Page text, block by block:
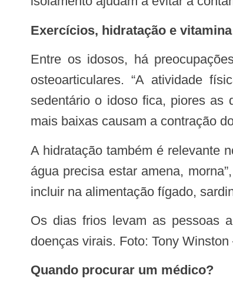
Exercícios, hidratação e
Entre os idosos, há preocupações a mais. A geriatra Larissa de Freitas ressalta o aumento das reclamações de doenças
osteoarticulares. “A atividade
sedentário o idoso fica, piores as
mais baixas causam a contração
A hidratação também é relevante no período. Além da ingestão de líquidos, “os banhos têm que ser rápidos e a temperatura da
água precisa estar amena,
incluir na alimentação fígado,
Os dias frios levam as pessoas a permanecerem mais em locais fechados, o que propicia o aumento da transmissão das
doenças virais. Foto: Tony
Quando procurar um médico?